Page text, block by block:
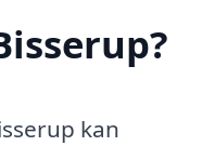
kan